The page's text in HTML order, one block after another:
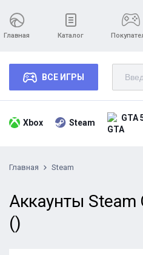
Главная Каталог
ВСЕ ИГРЫ
Xbox Steam GTA
Главная Steam
Аккаунты Steam
()